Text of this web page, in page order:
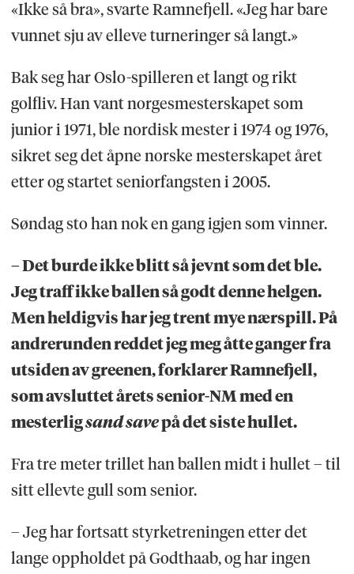
«Ikke så bra», svarte Ramnefjell. «Jeg har bare
vunnet sju av elleve turneringer så langt.»
Bak seg har Oslo-spilleren et langt og rikt
golfliv. Han vant norgesmesterskapet som
junior i 1971, ble nordisk mester i 1974 og 1976,
sikret seg det åpne norske mesterskapet året
etter og startet seniorfangsten i 2005.
Søndag sto han nok en gang igjen som vinner.
– Det burde ikke blitt så jevnt som det ble.
Jeg traff ikke ballen så godt denne helgen.
Men heldigvis har jeg trent mye nærspill. På
andrerunden reddet jeg meg åtte ganger fra
utsiden av greenen, forklarer Ramnefjell,
som avsluttet årets senior-NM med en
mesterligsand savepå det siste hullet.
Fra tre meter trillet han ballen midt i hullet – til
sitt ellevte gull som senior.
– Jeg har fortsatt styrketreningen etter det
lange oppholdet på Godthaab, og har ingen